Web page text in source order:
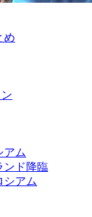
め
アム
ンド降臨
シアム